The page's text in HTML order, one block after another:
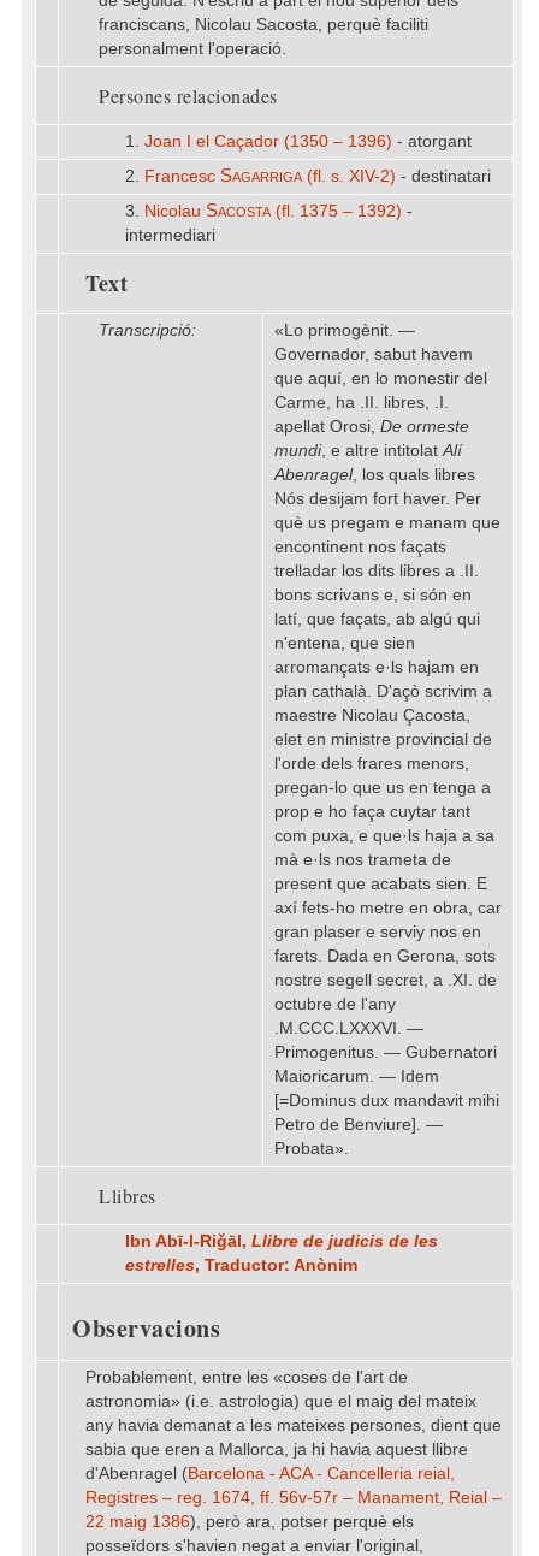
franciscans, Nicolau Sacosta, perquè faciliti
personalment l'operació.
Persones relacionades
1. Joan I el Caçador (1350 – 1396) - atorgant
2. Francesc Sagarriga(fl. s. XIV-2) - destinatari
3. Nicolau Sacosta(fl. 1375 – 1392) -
intermediari
Text
Transcripció:
«Lo primogènit. —
Governador, sabut havem
que aquí, en lo monestir del
Carme, ha .II. libres, .I.
apellat Orosi, De ormeste
mundi, e altre intitolatAlí
Abenragel, los quals libres
Nós desijam fort haver. Per
què us pregam e manam que
encontinent nos façats
trelladar los dits libres a .II.
bons scrivans e, si són en
latí, que façats, ab algú qui
n'entena, que sien
arromançats e·ls hajam en
plan cathalà. D'açò scrivim a
maestre Nicolau Çacosta,
elet en ministre provincial de
l'orde dels frares menors,
pregan-lo que us en tenga a
prop e ho faça cuytar tant
com puxa, e que·ls haja a sa
mà e·ls nos trameta de
present que acabats sien. E
axí fets-ho metre en obra, car
gran plaser e serviy nos en
farets. Dada en Gerona, sots
nostre segell secret, a .XI. de
octubre de l'any
.M.CCC.LXXXVI. —
Primogenitus. — Gubernatori
Maioricarum. — Idem
[=Dominus dux mandavit mihi
Petro de Benviure]. —
Probata».
Llibres
Ibn Abī-l-Riǧāl, Llibre de judicis de les
estrelles, Traductor: Anònim
Observacions
Probablement, entre les «coses de l'art de
astronomia» (i.e. astrologia) que el maig del mateix
any havia demanat a les mateixes persones, dient que
sabia que eren a Mallorca, ja hi havia aquest llibre
d'Abenragel (Barcelona - ACA - Cancelleria reial,
Registres – reg. 1674, ff. 56v-57r – Manament, Reial –
22 maig 1386), però ara, potser perquè els
posseïdors s'havien negat a enviar l'original,